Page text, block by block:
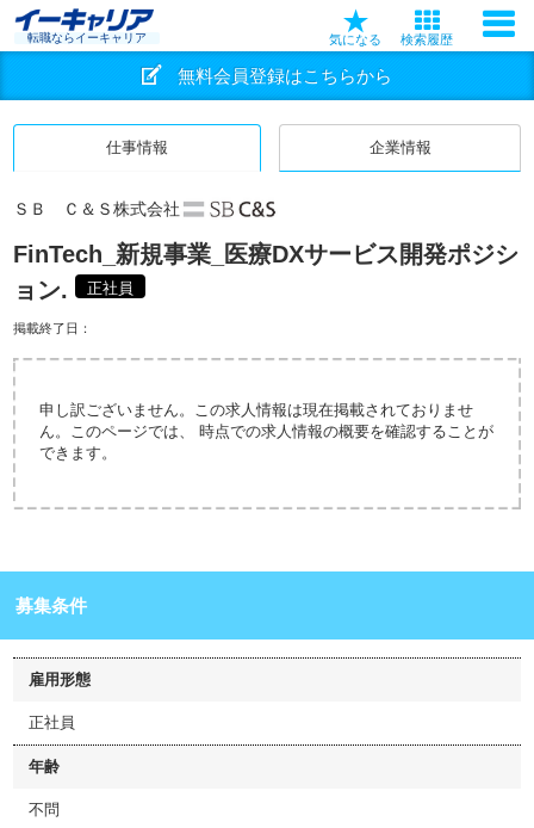
転職ならイーキャリア 気になる 検索履歴
無料会員登録はこちらから
仕事情報 企業情報
ＳＢ Ｃ＆Ｓ株式会社
FinTech_新規事業_医療DXサービス開発ポジシ
ョン.
正社員
掲載終了日：
申し訳ございません。この求人情報は現在掲載されておりませ
ん。このページでは、 時点での求人情報の概要を確認することが
できます。
募集条件
雇用形態
正社員
年齢
不問